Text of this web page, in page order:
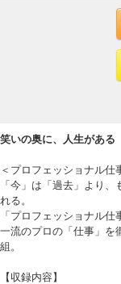
笑いの奥に、人生があ
＜プロフェッショナル仕
「今」は「過去」より
れる。
「プロフェッショナル
一流のプロの「仕事」を
組。
【収録内容】